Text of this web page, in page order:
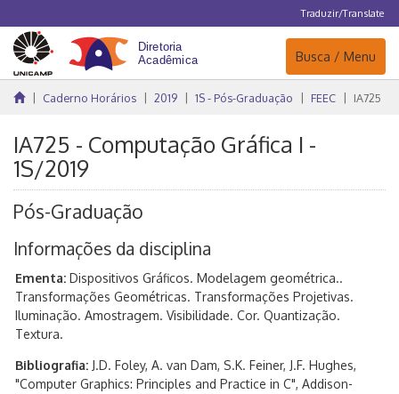
Traduzir/Translate
Navegação
Busca / Menu
Caderno Horários 2019 1S - Pós-Graduação FEEC IA725
IA725 - Computação Gráfica I -
1S/2019
Pós-Graduação
Informações da disciplina
Ementa: Dispositivos Gráficos. Modelagem geométrica..
Transformações Geométricas. Transformações Projetivas.
Iluminação. Amostragem. Visibilidade. Cor. Quantização.
Textura.
Bibliografia: J.D. Foley, A. van Dam, S.K. Feiner, J.F. Hughes,
"Computer Graphics: Principles and Practice in C", Addison-